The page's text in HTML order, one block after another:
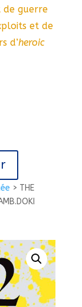
> THE
de guerre
et de
d’heroic